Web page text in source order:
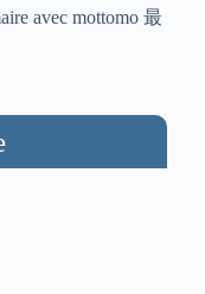
avec mottomo 最